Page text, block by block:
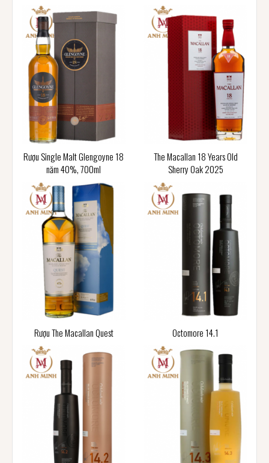
Rượu Single Malt Glengoyne 18
năm 40%, 700ml
The Macallan 18 Years Old
Sherry Oak 2025
Rượu The Macallan Quest Octomore 14.1